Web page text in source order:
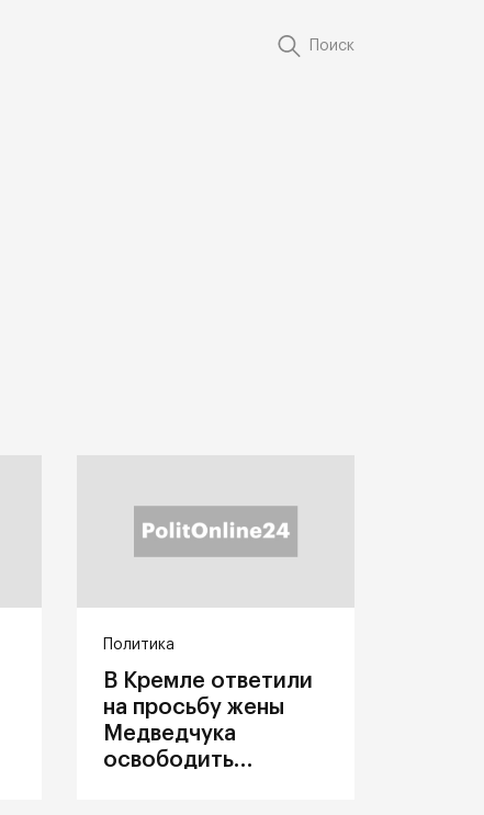
Поиск
Политика
В Кремле ответили
на просьбу жены
Медведчука
освободить